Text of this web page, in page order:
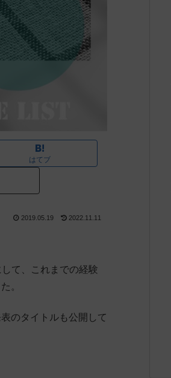
はてブ
2019.05.19 2022.11.11
て、これまでの経験
。
のタイトルも公開して